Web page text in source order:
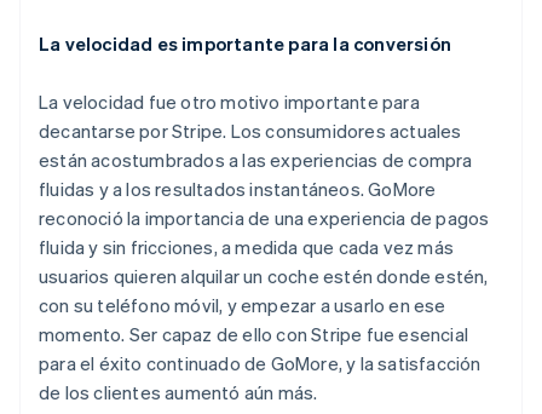
La velocidad es importante para la conversión
La velocidad fue otro motivo importante para
decantarse por Stripe. Los consumidores actuales
están acostumbrados a las experiencias de compra
fluidas y a los resultados instantáneos. GoMore
reconoció la importancia de una experiencia de pagos
fluida y sin fricciones, a medida que cada vez más
usuarios quieren alquilar un coche estén donde estén,
con su teléfono móvil, y empezar a usarlo en ese
momento. Ser capaz de ello con Stripe fue esencial
para el éxito continuado de GoMore, y la satisfacción
de los clientes aumentó aún más.
Bélgica
Nederlands FrançaisDeutschEnglish
Português English
Bulgaria
English
Canadá
English Français
China continental
简体中文 English
Chipre
English
Croacia
English Italiano
Dinamarca
English